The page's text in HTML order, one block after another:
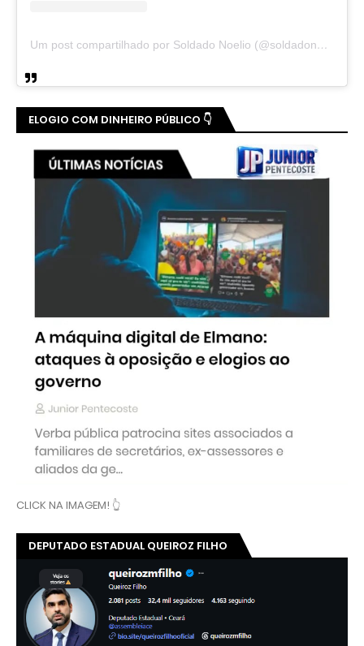
Um post compartilhado por Soldado Noelio (@soldadonoelio)
ELOGIO COM DINHEIRO PÚBLICO 👇
CLICK NA IMAGEM! 👆
DEPUTADO ESTADUAL QUEIROZ FILHO